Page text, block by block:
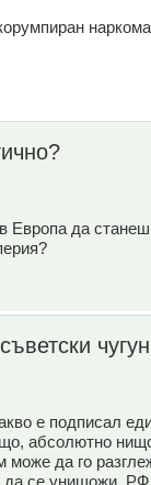
Европа да
чугун
е подписал
абсолютно
може да го
да се унищожи.